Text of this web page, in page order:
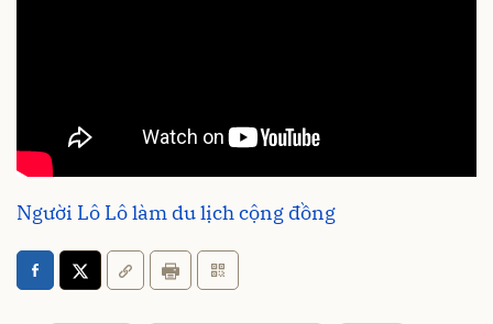
Người Lô Lô làm du lịch cộng đồng